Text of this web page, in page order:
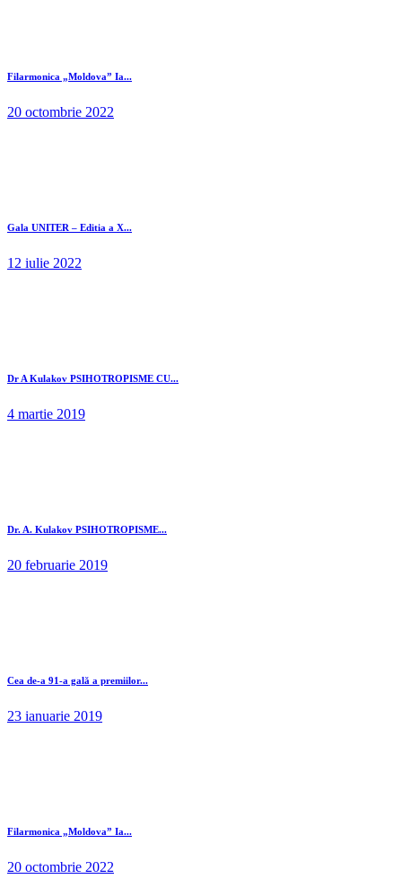
Filarmonica „Moldova” Ia...
20 octombrie 2022
Gala UNITER – Editia a X...
12 iulie 2022
Dr A Kulakov PSIHOTROPISME CU...
4 martie 2019
Dr. A. Kulakov PSIHOTROPISME...
20 februarie 2019
Cea de-a 91-a gală a premiilor...
23 ianuarie 2019
Filarmonica „Moldova” Ia...
20 octombrie 2022